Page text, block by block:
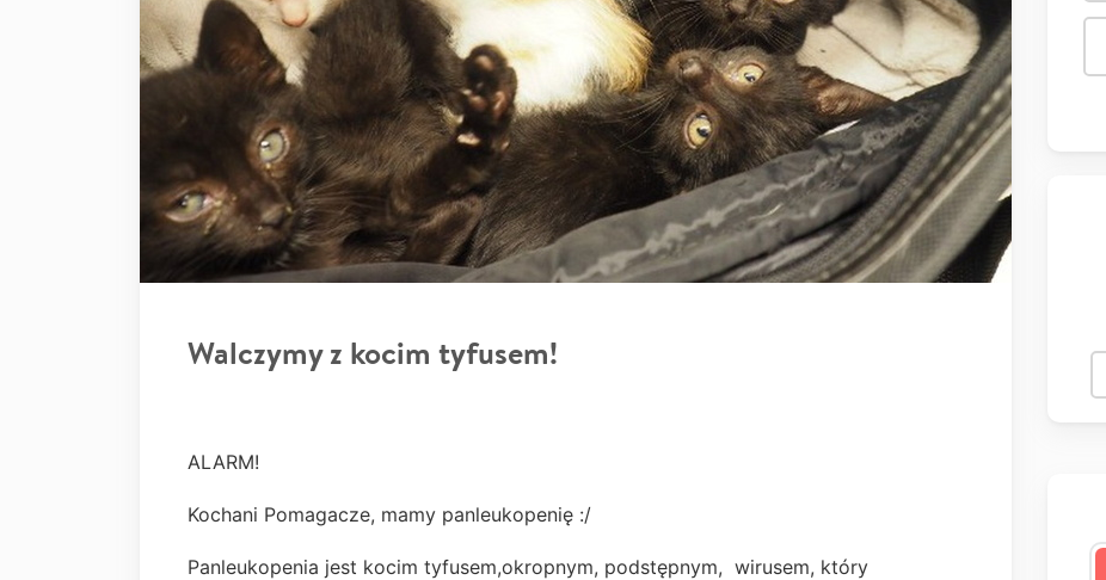
Walczymy z kocim tyfusem!
ALARM!
Kochani Pomagacze, mamy panleukopenię :/
Panleukopenia jest kocim tyfusem,okropnym, podstępnym, wirusem, który